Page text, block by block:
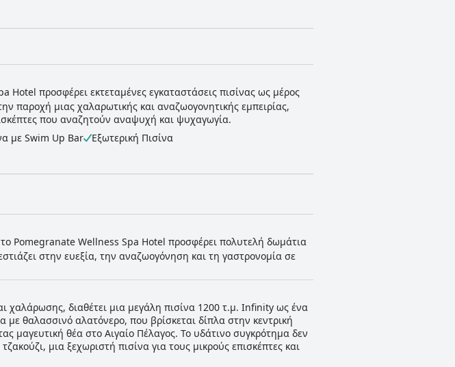
Hotel προσφέρει εκτεταμένες εγκαταστάσεις πισίνας ως μέρος
παροχή μιας χαλαρωτικής και αναζωογονητικής εμπειρίας,
που αναζητούν αναψυχή και ψυχαγωγία.
με Swim Up Bar Εξωτερική Πισίνα
Pomegranate Wellness Spa Hotel προσφέρει πολυτελή δωμάτια
στην ευεξία, την αναζωογόνηση και τη γαστρονομία σε
χαλάρωσης, διαθέτει μια μεγάλη πισίνα 1200 τ.μ. Infinity ως ένα
θαλασσινό αλατόνερο, που βρίσκεται δίπλα στην κεντρική
μαγευτική θέα στο Αιγαίο Πέλαγος. Το υδάτινο συγκρότημα δεν
μια ξεχωριστή πισίνα για τους μικρούς επισκέπτες και